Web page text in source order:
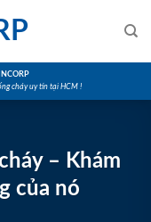
cháy uy tín tại HCM !
– Khám
của nó